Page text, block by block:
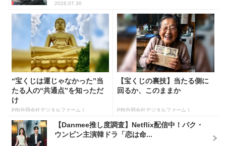
2026.07.30
“宝くじは運じゃなかった”当
たる人の“共通点”を知っただ
け
PR(合同会社デジタルファーム )
【宝くじの裏技】当たる側に
回るか、このままか
PR(合同会社デジタルファーム )
【Danmee推し度調査】Netflix配信中！パク・
ウンビン主演韓ドラ「恋は命...